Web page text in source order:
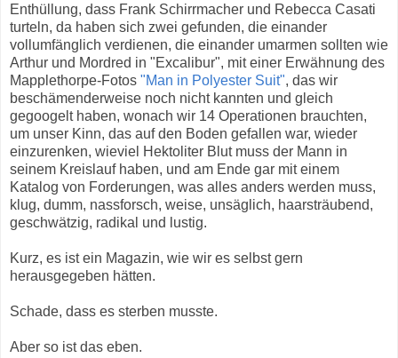
Enthüllung, dass Frank Schirrmacher und Rebecca Casati
turteln, da haben sich zwei gefunden, die einander
vollumfänglich verdienen, die einander umarmen sollten wie
Arthur und Mordred in "Excalibur", mit einer Erwähnung des
Mapplethorpe-Fotos "Man in Polyester Suit", das wir
beschämenderweise noch nicht kannten und gleich
gegoogelt haben, wonach wir 14 Operationen brauchten,
um unser Kinn, das auf den Boden gefallen war, wieder
einzurenken, wieviel Hektoliter Blut muss der Mann in
seinem Kreislauf haben, und am Ende gar mit einem
Katalog von Forderungen, was alles anders werden muss,
klug, dumm, nassforsch, weise, unsäglich, haarsträubend,
geschwätzig, radikal und lustig.
Kurz, es ist ein Magazin, wie wir es selbst gern
herausgegeben hätten.
Schade, dass es sterben musste.
Aber so ist das eben.